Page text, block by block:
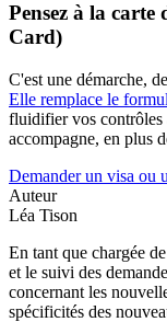
Pensez à la
Card)
C'est une démarche,
Elle remplace le
fluidifier vos contrôles
accompagne, en plus
Demander un visa ou
Auteur
Léa Tison
En tant que chargée
et le suivi des
concernant les
spécificités des